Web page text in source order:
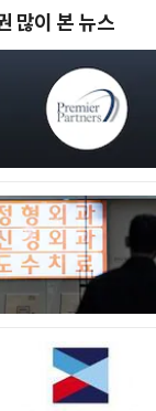
많이 본 뉴스